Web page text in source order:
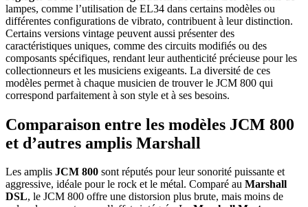
lampes, comme l’utilisation de EL34 dans certains modèles ou
différentes configurations de vibrato, contribuent à leur distinction.
Certains versions vintage peuvent aussi présenter des
caractéristiques uniques, comme des circuits modifiés ou des
composants spécifiques, rendant leur authenticité précieuse pour les
collectionneurs et les musiciens exigeants. La diversité de ces
modèles permet à chaque musicien de trouver le JCM 800 qui
correspond parfaitement à son style et à ses besoins.
Comparaison entre les modèles JCM 800
et d’autres amplis Marshall
Les amplis JCM 800 sont réputés pour leur sonorité puissante et
aggressive, idéale pour le rock et le métal. Comparé au Marshall
DSL, le JCM 800 offre une distorsion plus brute, mais moins de